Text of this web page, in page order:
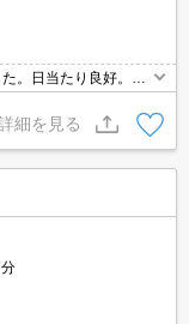
。日当たり良好。駅
買物便利。角部
細を見る